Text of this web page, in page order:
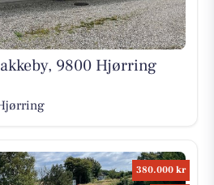
9800 Hjørring
380.000 kr